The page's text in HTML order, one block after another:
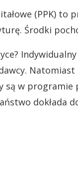
(PPK)
Środki
są w programie
dokłada